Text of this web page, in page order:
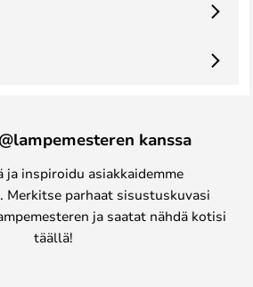
kanssa
ja inspiroidu asiakkaidemme
Merkitse parhaat sisustuskuvasi
ja saatat nähdä kotisi
täällä!